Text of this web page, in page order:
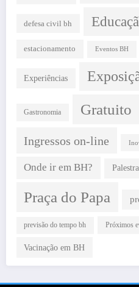
defesa civil bh
estacionamento Eventos BH
Experiências
Gastronomia Gratuito
Ingressos on-line
Onde ir em BH? Palestra
Praça do Papa
previsão do tempo bh Próximos
Vacinação em BH